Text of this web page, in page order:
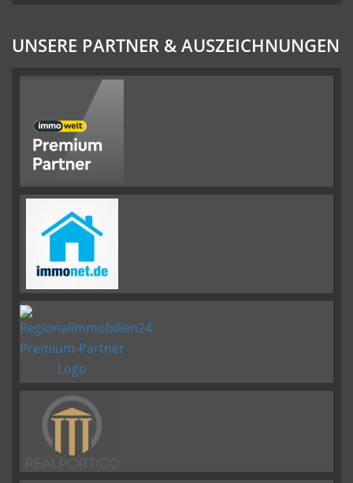
UNSERE PARTNER & AUSZEICHNUNGEN